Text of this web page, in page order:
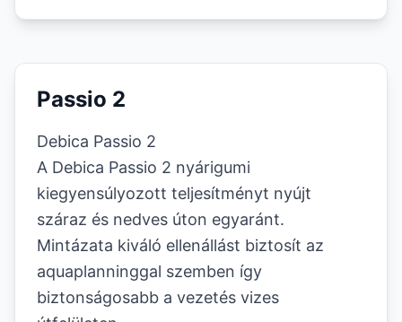
Passio 2
Debica Passio 2
A Debica Passio 2 nyárigumi
kiegyensúlyozott teljesítményt nyújt
száraz és nedves úton egyaránt.
Mintázata kiváló ellenállást biztosít az
aquaplanninggal szemben így
biztonságosabb a vezetés vizes